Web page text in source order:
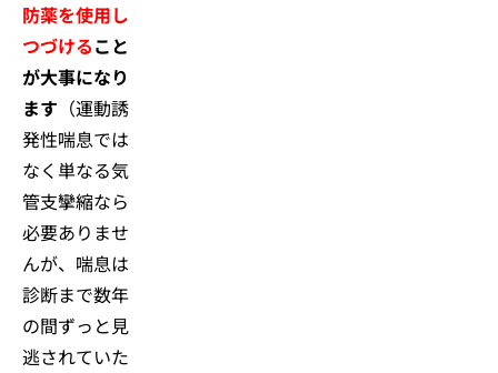
防薬を使用し
つづけること
が大事になり
ます （運動誘
発性喘息では
なく単なる気
管支攣縮なら
必要ありませ
んが、喘息は
診断まで数年
の間ずっと見
逃されていた